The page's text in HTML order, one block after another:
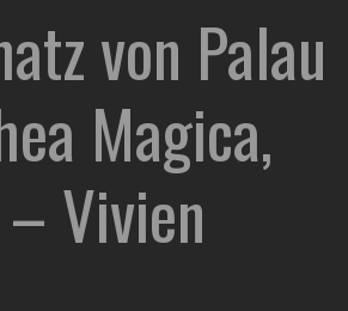
von Palau
Magica,
Vivien